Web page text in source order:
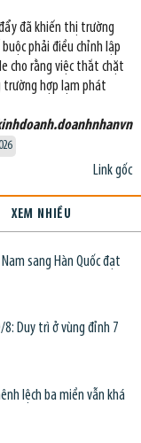
đã khiến thị trường
phải điều chỉnh lập
cho rằng việc thắt chặt
trường hợp lạm phát
Link gốc
XEM NHIỀU
sang Hàn Quốc đạt
Duy trì ở vùng đỉnh 7
lệch ba miền vẫn khá